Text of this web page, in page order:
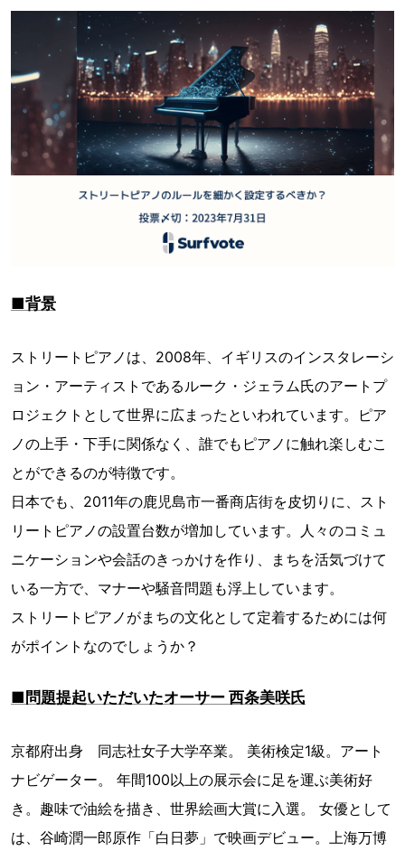
■背景
ストリートピアノは、2008年、イギリスのインスタレーシ
ョン・アーティストであるルーク・ジェラム氏のアートプ
ロジェクトとして世界に広まったといわれています。ピア
ノの上手・下手に関係なく、誰でもピアノに触れ楽しむこ
とができるのが特徴です。
日本でも、2011年の鹿児島市一番商店街を皮切りに、スト
リートピアノの設置台数が増加しています。人々のコミュ
ニケーションや会話のきっかけを作り、まちを活気づけて
いる一方で、マナーや騒音問題も浮上しています。
ストリートピアノがまちの文化として定着するためには何
がポイントなのでしょうか？
■問題提起いただいたオーサー 西条美咲氏
京都府出身 同志社女子大学卒業。 美術検定1級。アート
ナビゲーター。 年間100以上の展示会に足を運ぶ美術好
き。趣味で油絵を描き、世界絵画大賞に入選。 女優として
は、谷崎潤一郎原作「白日夢」で映画デビュー。上海万博